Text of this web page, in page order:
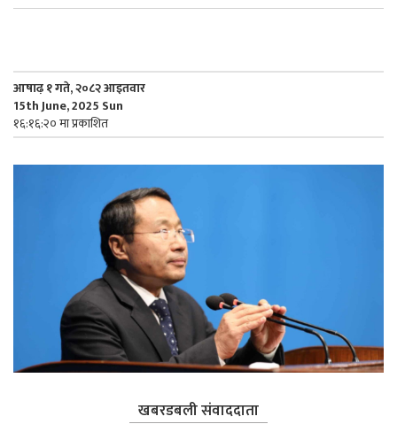
आषाढ़ १ गते, २०८२ आइतवार
15th June, 2025 Sun
१६:१६:२० मा प्रकाशित
खबरडबली संवाददाता